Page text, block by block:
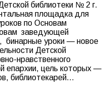
библиотеки № 2 г.
площадка для
по Основам
заведующей
бинарные уроки — новое
Детской
нравственного
епархии, цель которых —
библиотекарей…